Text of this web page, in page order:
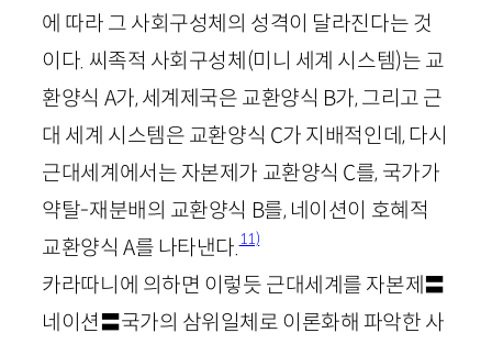
에 따라 그 사회구성체의 성격이 달라진다는 것
이다. 씨족적 사회구성체(미니 세계 시스템)는 교
환양식 A가, 세계제국은 교환양식 B가, 그리고 근
대 세계 시스템은 교환양식 C가 지배적인데, 다시
근대세계에서는 자본제가 교환양식 C를, 국가가
약탈-재분배의 교환양식 B를, 네이션이 호혜적
교환양식A를 나타낸다.11)
카라따니에 의하면 이렇듯 근대세계를 자본제〓
네이션〓국가의 삼위일체로 이론화해 파악한 사